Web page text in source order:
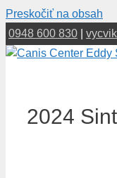
Preskočiť na obsah
0948 600 830
2024